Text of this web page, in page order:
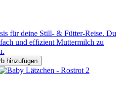
für deine Still- & Fütter-Reise. Du
und effizient Muttermilch zu
hinzufügen